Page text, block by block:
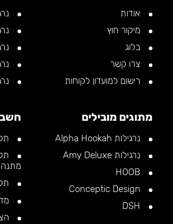
אודות
מיקור חוץ
בלוג
צרו קשר
רישום למועדון לקוחות
מתוגים מובילים
נרגילות Alpha Hookah
נרגילות Amy Deluxe
מתנה